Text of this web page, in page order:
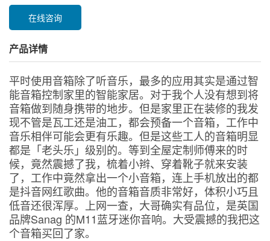
在线咨询
产品详情
平时使用音箱除了听音乐，最多的应用其实是通过智
能音箱控制家里的智能家居。对于我个人没有想到将
音箱做到随身携带的地步。但是家里正在装修的我发
现不管是瓦工还是油工，都会预备一个音箱，工作中
音乐相伴可能会更有乐趣。但是这些工人的音箱明显
都是「老头乐」级别的。等到全屋定制师傅来的时
候，竟然震撼了我，梳着小辫、穿着靴子就来安装
了，工作中竟然拿出一个小音箱，连上手机放出的都
是抖音网红歌曲。他的音箱音质非常好，体积小巧且
低音还很浑厚。上网一查，大哥确实有品位，是英国
品牌Sanag 的M11蓝牙迷你音响。大受震撼的我把这
个音箱买回了家。